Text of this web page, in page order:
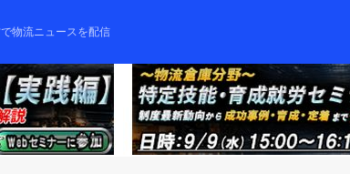
物流ニュースを配信